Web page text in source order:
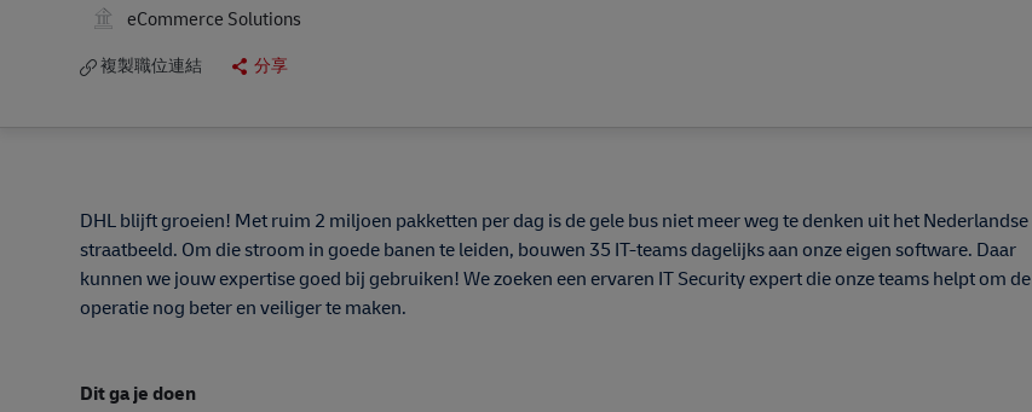
eCommerce Solutions
複製職位連結 分享
DHL blijft groeien! Met ruim 2 miljoen pakketten per dag is de gele bus niet meer weg te denken uit het Nederlandse
straatbeeld. Om die stroom in goede banen te leiden, bouwen 35 IT-teams dagelijks aan onze eigen software. Daar
kunnen we jouw expertise goed bij gebruiken! We zoeken een ervaren IT Security expert die onze teams helpt om de
operatie nog beter en veiliger te maken.
Dit ga je doen